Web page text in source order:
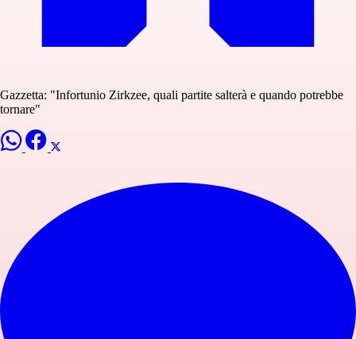
Gazzetta: "Infortunio Zirkzee, quali partite salterà e quando potrebbe
tornare"